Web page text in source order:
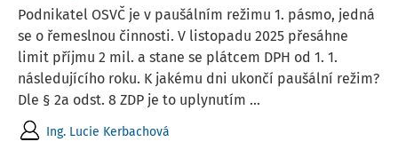
Podnikatel OSVČ je v paušálním režimu 1. pásmo, jedná
se o řemeslnou činnosti. V listopadu 2025 přesáhne
limit příjmu 2 mil. a stane se plátcem DPH od 1. 1.
následujícího roku. K jakému dni ukončí paušální režim?
Dle § 2a odst. 8 ZDP je to uplynutím ...
Ing. Lucie Kerbachová